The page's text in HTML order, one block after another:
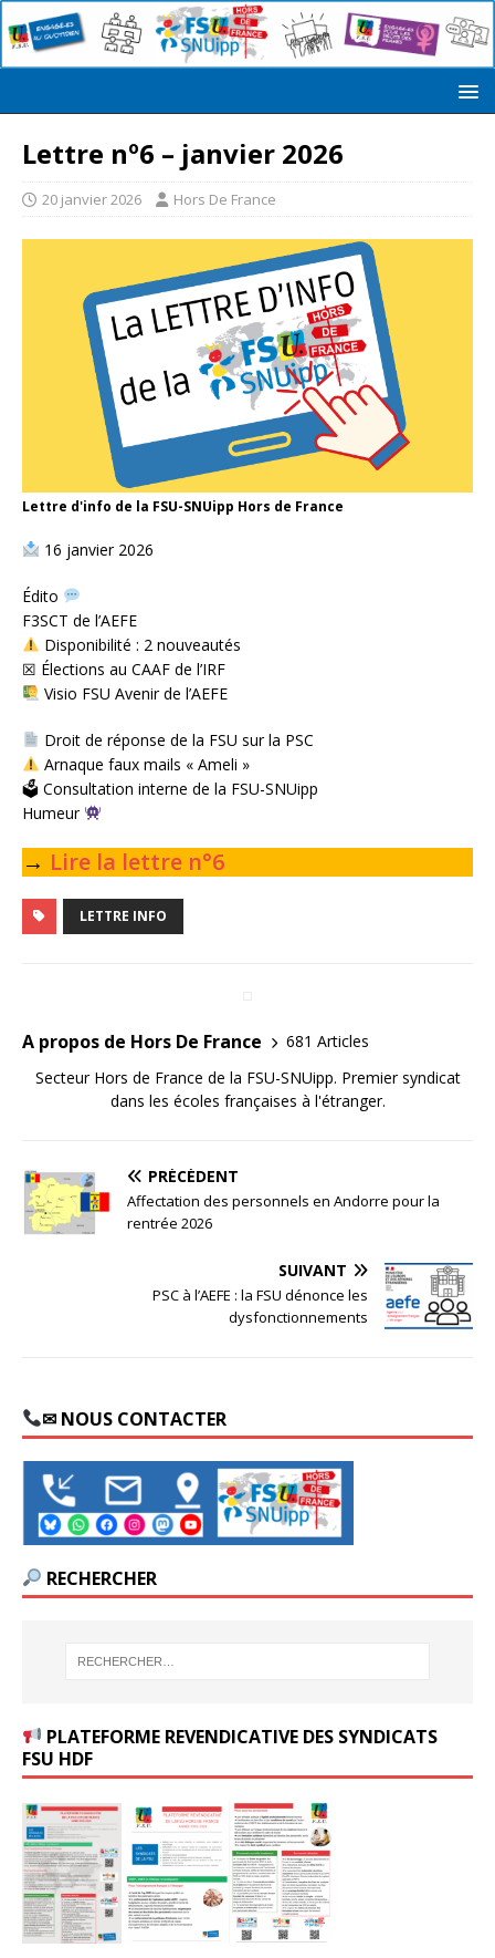
Lettre nº6 – janvier 2026
20 janvier 2026 Hors De France
Lettre d'info de la FSU-SNUipp Hors de France
16 janvier 2026
Édito
F3SCT de l’AEFE
Disponibilité : 2 nouveautés
☒ Élections au CAAF de l’IRF
Visio FSU Avenir de l’AEFE
Droit de réponse de la FSU sur la PSC
Arnaque faux mails « Ameli »
🗳 Consultation interne de la FSU-SNUipp
Humeur
→ Lire la lettre n°6
LETTRE INFO
A propos de Hors De France
681 Articles
Secteur Hors de France de la FSU-SNUipp. Premier syndicat
dans les écoles françaises à l'étranger.
PRÉCÉDENT
Affectation des personnels en Andorre pour la
rentrée 2026
SUIVANT
PSC à l’AEFE : la FSU dénonce les
dysfonctionnements
✉ NOUS CONTACTER
RECHERCHER
PLATEFORME REVENDICATIVE DES SYNDICATS
FSU HDF